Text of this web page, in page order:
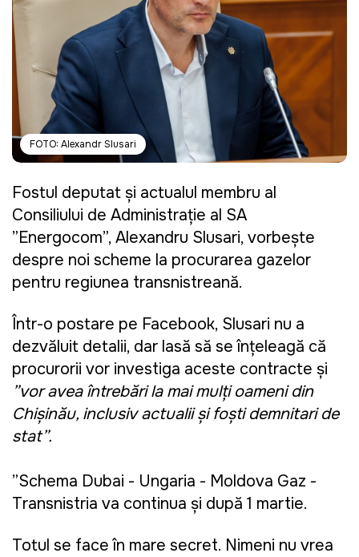
FOTO: Alexandr Slusari
Fostul deputat și actualul membru al
Consiliului de Administrație al SA
”Energocom”, Alexandru Slusari, vorbește
despre noi scheme la procurarea gazelor
pentru regiunea transnistreană.
Într-o postare pe Facebook, Slusari nu a
dezvăluit detalii, dar lasă să se înțeleagă că
procurorii vor investiga aceste contracte și
”vor avea întrebări la mai mulți oameni din
Chișinău, inclusiv actualii și foști demnitari de
stat”.
”Schema Dubai - Ungaria - Moldova Gaz -
Transnistria va continua și după 1 martie.
Totul se face în mare secret. Nimeni nu vrea